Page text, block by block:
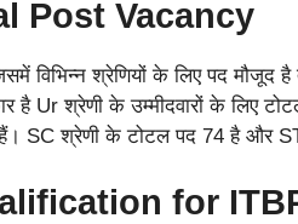
Post Vacancy
विभिन्न श्रेणियों के लिए पद मौजूद
है Ur श्रेणी के उम्मीदवारों के लिए
SC श्रेणी के टोटल पद 74 है और
for